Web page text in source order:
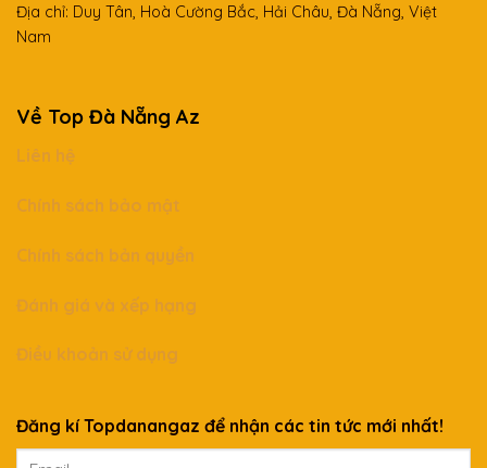
Địa chỉ: Duy Tân, Hoà Cường Bắc, Hải Châu, Đà Nẵng, Việt
Nam
Về Top Đà Nẵng Az
Liên hệ
Chính sách bảo mật
Chính sách bản quyền
Đánh giá và xếp hạng
Điều khoản sử dụng
Đăng kí Topdanangaz để nhận các tin tức mới nhất!